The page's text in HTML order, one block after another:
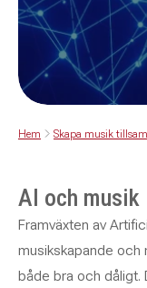
Hem Skapa musik
AI och musik
Framväxten av
musikskapande och
både bra och dåligt.